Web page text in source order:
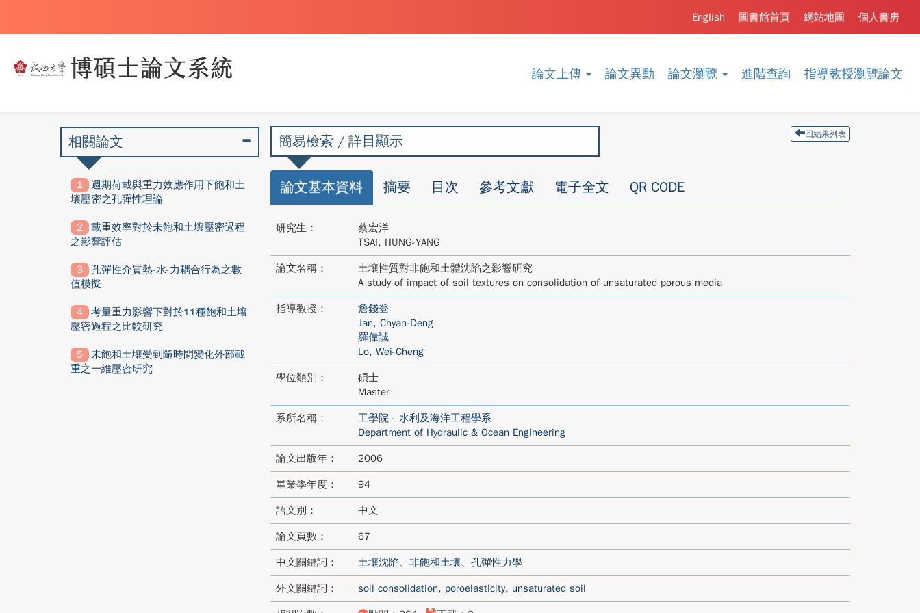
論文上傳 論文異動 論文瀏覽 進階查詢 指導教授瀏覽論文
個人書房
網站地圖
圖書館首頁
English
簡易檢索 / 詳目顯示 回結果列表
論文基本資料 摘要 目次 參考文獻 電子全文 QR CODE
研究生：
蔡宏洋
TSAI, HUNG-YANG
論文名稱：
土壤性質對非飽和土體沈陷之影響研究
A study of impact of soil textures on consolidation of unsaturated porous media
指導教授：
詹錢登
Jan, Chyan-Deng
羅偉誠
Lo, Wei-Cheng
學位類別：
碩士
Master
系所名稱：
工學院 - 水利及海洋工程學系
Department of Hydraulic & Ocean Engineering
論文出版年： 2006
畢業學年度： 94
語文別： 中文
論文頁數： 67
中文關鍵詞： 土壤沈陷、非飽和土壤、孔彈性力學
外文關鍵詞： soil consolidation, poroelasticity, unsaturated soil
相關論文
週期荷載與重力效應作用下飽和土
壤壓密之孔彈性理論
載重效率對於未飽和土壤壓密過程
之影響評估
孔彈性介質熱-水-力耦合行為之數
值模擬
考量重力影響下對於11種飽和土壤
壓密過程之比較研究
未飽和土壤受到隨時間變化外部載
重之一維壓密研究